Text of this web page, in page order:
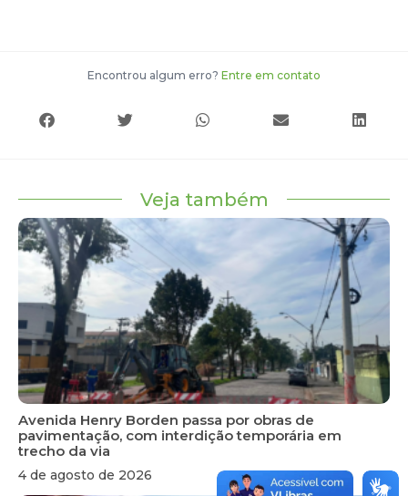
Encontrou algum erro? Entre em contato
Veja também
Avenida Henry Borden passa por obras de
pavimentação, com interdição temporária em
trecho da via
4 de agosto de 2026